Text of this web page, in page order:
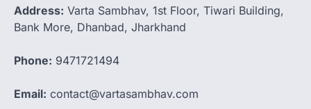
Address: Varta Sambhav, 1st Floor, Tiwari Building,
Bank More, Dhanbad, Jharkhand
Phone: 9471721494
Email: contact@vartasambhav.com